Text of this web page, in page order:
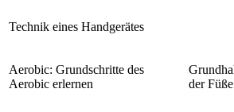
Technik eines Handgerätes
Aerobic: Grundschritte des
Aerobic erlernen
der